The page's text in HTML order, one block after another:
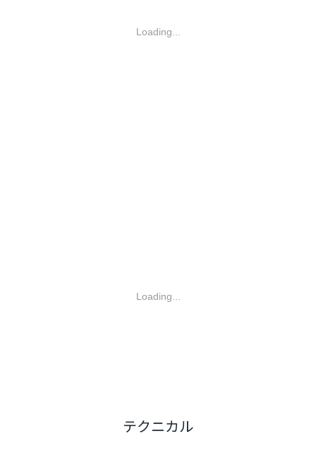
Loading...
Loading...
テクニカル